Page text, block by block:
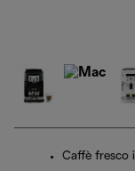
Caffè fresco